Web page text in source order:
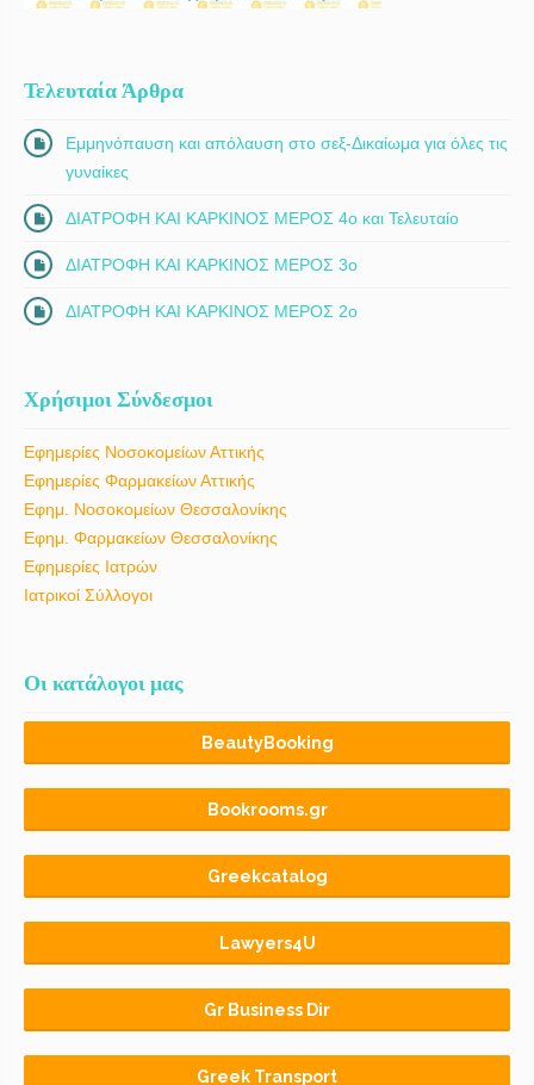
Τελευταία Άρθρα
Εμμηνόπαυση και απόλαυση στο σεξ-Δικαίωμα για όλες τις
γυναίκες
ΔΙΑΤΡΟΦΗ ΚΑΙ ΚΑΡΚΙΝΟΣ ΜΕΡΟΣ 4ο και Τελευταίο
ΔΙΑΤΡΟΦΗ ΚΑΙ ΚΑΡΚΙΝΟΣ ΜΕΡΟΣ 3ο
ΔΙΑΤΡΟΦΗ ΚΑΙ ΚΑΡΚΙΝΟΣ ΜΕΡΟΣ 2ο
Χρήσιμοι Σύνδεσμοι
Εφημερίες Νοσοκομείων Αττικής
Εφημερίες Φαρμακείων Αττικής
Εφημ. Νοσοκομείων Θεσσαλονίκης
Εφημ. Φαρμακείων Θεσσαλονίκης
Εφημερίες Ιατρών
Ιατρικοί Σύλλογοι
Οι κατάλογοι μας
BeautyBooking
Bookrooms.gr
Greekcatalog
Lawyers4U
Gr Business Dir
Greek Transport